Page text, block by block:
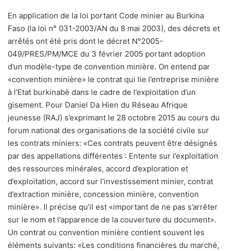
En application de la loi portant Code minier au Burkina
Faso (la loi n° 031-2003/AN du 8 mai 2003), des décrets et
arrêtés ont été pris dont le décret N°2005-
049/PRES/PM/MCE du 3 février 2005 portant adoption
d’un modèle-type de convention minière. On entend par
«convention minière» le contrat qui lie l’entreprise minière
à l’Etat burkinabè dans le cadre de l’exploitation d’un
gisement. Pour Daniel Da Hien du Réseau Afrique
jeunesse (RAJ) s’exprimant le 28 octobre 2015 au cours du
forum national des organisations de la société civile sur
les contrats miniers: «Ces contrats peuvent être désignés
par des appellations différentes : Entente sur l’exploitation
des ressources minérales, accord d’exploration et
d’exploitation, accord sur l’investissement minier, contrat
d’extraction minière, concession minière, convention
minière». Il précise qu’il est «important de ne pas s’arrêter
sur le nom et l’apparence de la couverture du document».
Un contrat ou convention minière contient souvent les
éléments suivants: «Les conditions financières du marché,